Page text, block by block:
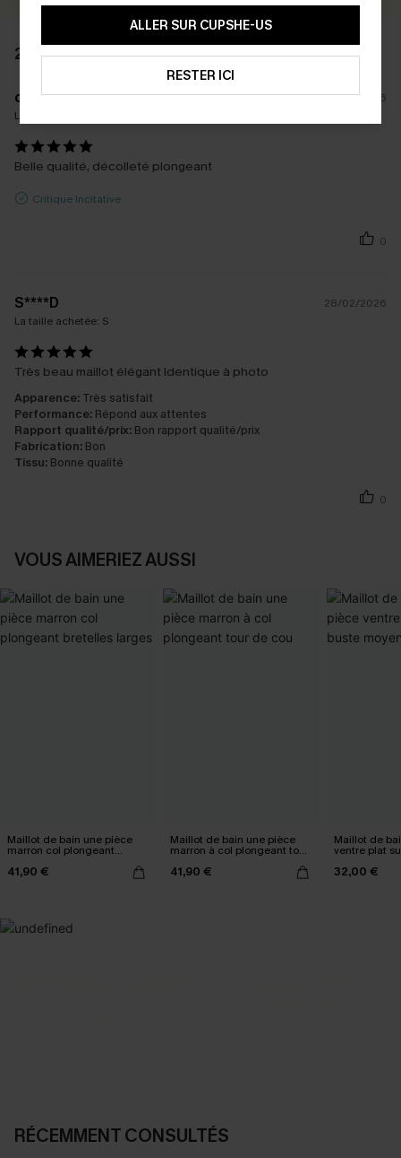
2 AVIS
c****
10/07/2026
La taille achetée:
Belle qualité, décolleté plongeant
Critique Incitative
0
S****D
28/02/2026
La taille achetée: S
Très beau maillot élégant Identique à photo
Apparence: Très satisfait
Performance: Répond aux attentes
Rapport qualité/prix: Bon rapport qualité/prix
Fabrication: Bon
Tissu: Bonne qualité
0
VOUS AIMERIEZ AUSSI
Maillot de bain une pièce
marron col plongeant
41,90 €
Maillot de bain une pièce
marron à col plongeant tour
41,90 €
Maillot de
ventre plat
32,00 €
RÉCEMMENT CONSULTÉS
ALLER SUR CUPSHE-US
RESTER ICI